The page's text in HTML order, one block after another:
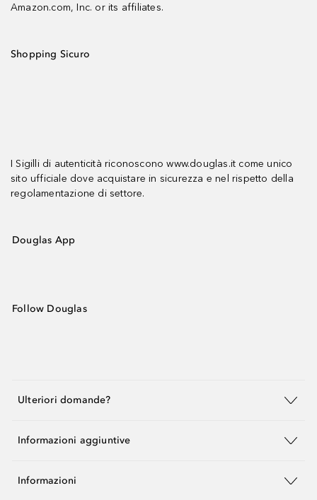
Amazon.com, Inc. or its affiliates.
Shopping Sicuro
I Sigilli di autenticità riconoscono www.douglas.it come unico
sito ufficiale dove acquistare in sicurezza e nel rispetto della
regolamentazione di settore.
Douglas App
Follow Douglas
Ulteriori domande?
Informazioni aggiuntive
Informazioni